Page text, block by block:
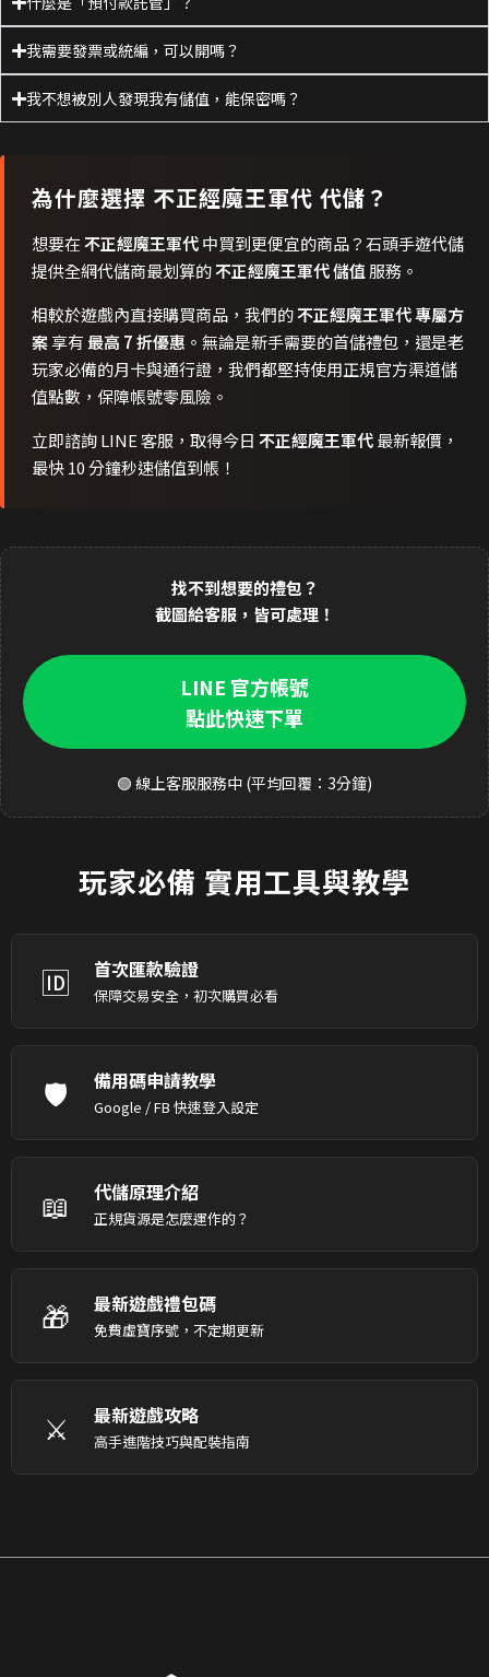
我需要發票或統編，可以開嗎？
我不想被別人發現我有儲值，能保密嗎？
為什麼選擇 不正經魔王軍代 代儲？
想要在不正經魔王軍代中買到更便宜的商品？石頭手遊代儲
提供全網代儲商最划算的不正經魔王軍代 儲值服務。
相較於遊戲內直接購買商品，我們的不正經魔王軍代 專屬方
案享有最高 7 折優惠 。無論是新手需要的首儲禮包，還是老
玩家必備的月卡與通行證，我們都堅持使用正規官方渠道儲
值點數，保障帳號零風險。
立即諮詢 LINE 客服，取得今日 不正經魔王軍代最新報價，
最快 10 分鐘秒速儲值到帳！
找不到想要的禮包？
截圖給客服，皆可處理！
LINE 官方帳號
點此快速下單
🟢 線上客服服務中 (平均回覆：3分鐘)
玩家必備 實用工具與教學
🆔 首次匯款驗證
保障交易安全，初次購買必看
🛡️ 備用碼申請教學
Google / FB 快速登入設定
📖 代儲原理介紹
正規貨源是怎麼運作的？
🎁 最新遊戲禮包碼
免費虛寶序號，不定期更新
⚔️ 最新遊戲攻略
高手進階技巧與配裝指南